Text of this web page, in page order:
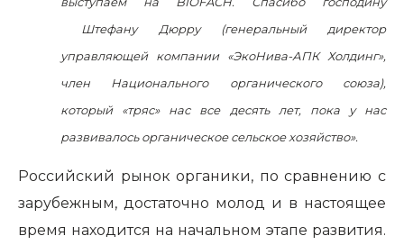
Штефану Дюрру (генеральный директор
управляющей компании «ЭкоНива-АПК Холдинг»,
член Национального органического союза),
который «тряс» нас все десять лет, пока у нас
развивалось органическое сельское хозяйство».
Российский рынок органики, по сравнению с
зарубежным, достаточно молод и в настоящее
время находится на начальном этапе развития.